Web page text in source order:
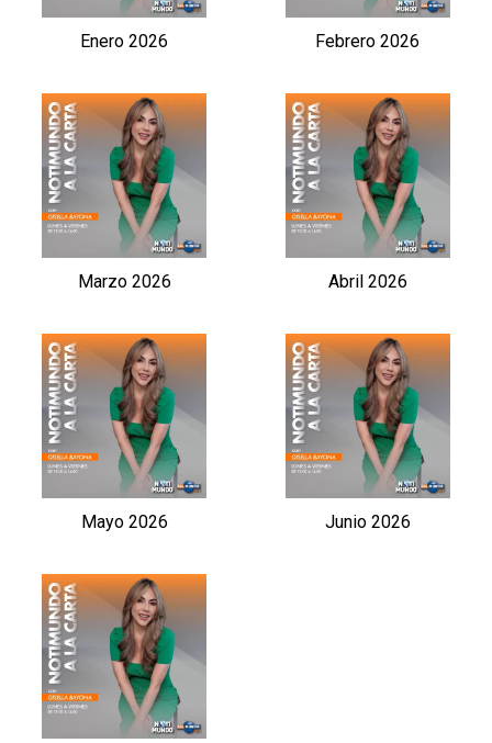
Enero 2026 Febrero 2026
Marzo 2026 Abril 2026
Mayo 2026 Junio 2026